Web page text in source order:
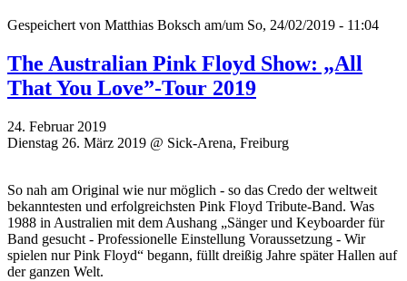
Gespeichert von Matthias Boksch am/um So, 24/02/2019 - 11:04
The Australian Pink Floyd Show: „All
That You Love”-Tour 2019
24. Februar 2019
Dienstag 26. März 2019 @ Sick-Arena, Freiburg
So nah am Original wie nur möglich - so das Credo der weltweit
bekanntesten und erfolgreichsten Pink Floyd Tribute-Band. Was
1988 in Australien mit dem Aushang „Sänger und Keyboarder für
Band gesucht - Professionelle Einstellung Voraussetzung - Wir
spielen nur Pink Floyd“ begann, füllt dreißig Jahre später Hallen auf
der ganzen Welt.